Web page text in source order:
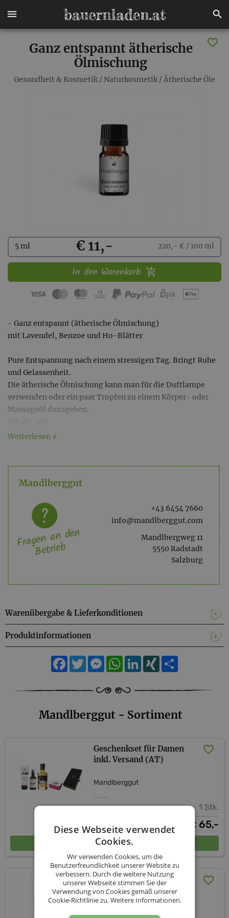
Ganz entspannt ätherische
Ölmischung
Gesundheit & Kosmetik/ Naturkosmetik/ Ätherische Öle
Kaufen
5 ml € 11,- 220,- € / 100 ml
In den Warenkorb
- Ganz entspannt (ätherische Ölmischung)
mit Lavendel, Benzoe und Ho-Blätter
Pure Entspannung nach einem stressigen Tag. Bringt Ruhe
und Gelassenheit.
Die ätherische Ölmischung kann man für die Duftlampe
verwenden oder ein paar Tropfen zu einem Körper- oder
Massageöl dazugeben.
Weiterlesen ↓
Mandlberggut
+43 6454 7660
info@mandlberggut.com
Mandlbergweg 11
5550 Radstadt
Salzburg
Fragen an den
Betrieb
Warenübergabe & Lieferkonditionen
Produktinformationen
Facebook
TwitterMessengerWhatsApp
LinkedIn
XING
Mandlberggut - Sortiment
Geschenkset für Damen
inkl. Versand (AT)
Mandlberggut
1 Stk.
€ 65,-
In den Warenkorb
Ahornkirsche
Mandlberggut
Diese Webseite verwendet
Cookies.
Wir verwenden Cookies, um die
Benutzerfreundlichkeit unserer Website zu
verbessern. Durch die weitere Nutzung
unserer Webseite stimmen Sie der
Verwendung von Cookies gemäß unserer
Cookie-Richtlinie zu.Weitere Informationen.